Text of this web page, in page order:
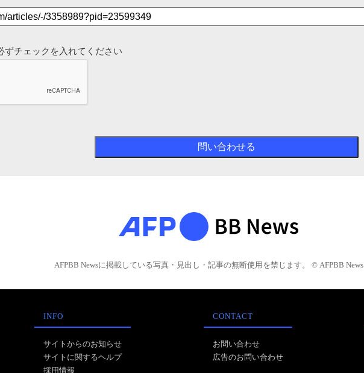
ずチェックを入れてください
AFPBB Newsに掲載している写真・見出し・記事の無断使用を禁じます。 © AFPBB News
INFO
サイトからのお知らせ
サイトに関するヘルプ
採用情報
CONTACT
お問い合わせ
広告のお問い合わせ